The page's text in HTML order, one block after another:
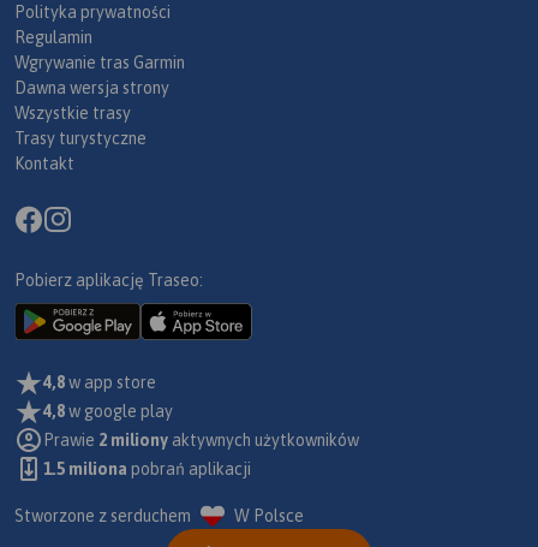
Polityka prywatności
Regulamin
Wgrywanie tras Garmin
Dawna wersja strony
Wszystkie trasy
Trasy turystyczne
Kontakt
Pobierz aplikację Traseo:
4,8w app store
4,8w google play
Prawie 2 miliony aktywnych użytkowników
1.5 miliona pobrań aplikacji
Stworzone z serduchem W Polsce